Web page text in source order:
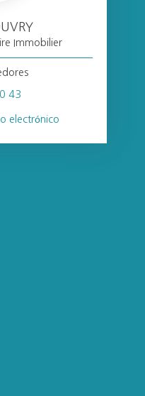
Immobilier
43
electrónico